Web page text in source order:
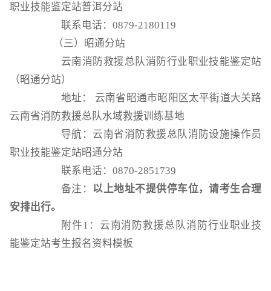
职业技能鉴定站普洱分站
联系电话：0879-2180119
（三）昭通分站
云南消防救援总队消防行业职业技能鉴定站
（昭通分站）
地址：
云南省昭通市昭阳区太平街道大关路
云南省消防救援总队水域救援训练基地
导航：云南省消防救援总队消防设施操作员
职业技能鉴定站昭通分站
联系电话：0870-2851739
备注： 以上地址不提供停车位，请考生合理
安排出行。
附件1：云南消防救援总队消防行业职业技
能鉴定站考生报名资料模板